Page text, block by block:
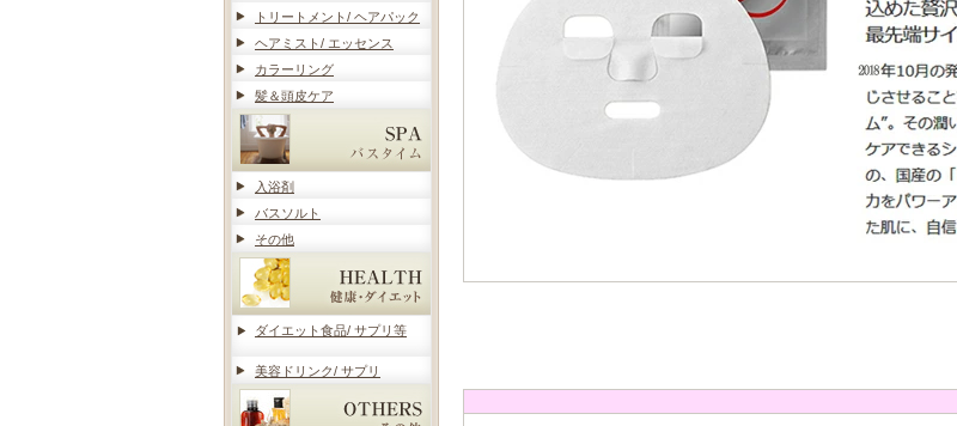
トリートメント/ ヘアパック
ヘアミスト/ エッセンス
カラーリング
髪＆頭皮ケア
入浴剤
バスソルト
その他
ダイエット食品/ サプリ等
美容ドリンク/ サプリ